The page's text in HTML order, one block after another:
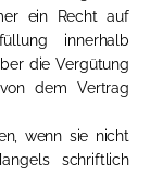
ein Recht auf
innerhalb
die Vergütung
dem Vertrag
wenn sie nicht
schriftlich